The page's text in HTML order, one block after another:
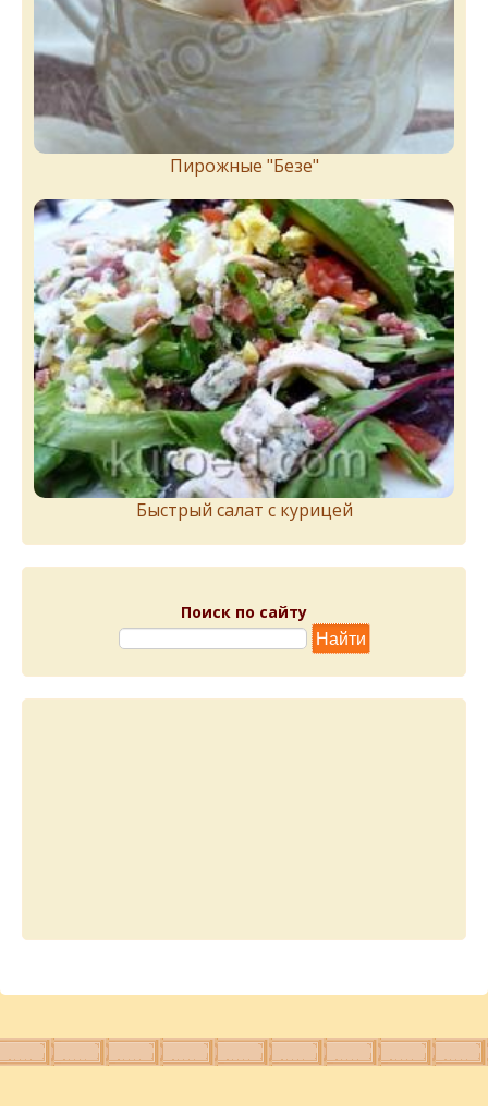
Пирожныe "Бeзe"
Быстрый салат с курицей
Поиск по сайту